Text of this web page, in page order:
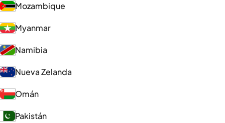
Mozambique
Myanmar
Namibia
Nueva Zelanda
Omán
Pakistán